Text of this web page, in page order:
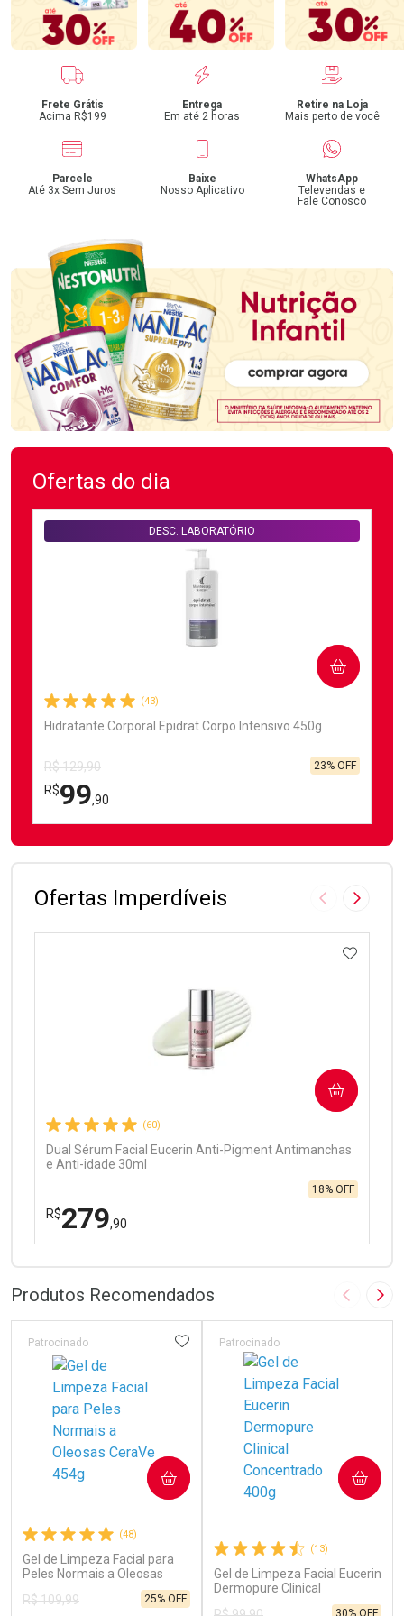
Benefícios
Frete Grátis
Acima R$199
Entrega
Em até 2 horas
Retire na Loja
Mais perto de você
Parcele
Até 3x Sem Juros
Baixe
Nosso Aplicativo
WhatsApp
Televendas e
Fale Conosco
Ofertas do dia
(43)
Hidratante Corporal Epidrat Corpo Intensivo 450g
DESC. LABORATÓRIO
R$ 129,90
R$99,90
23% OFF
COMPRAR
FECHAR
FECHAR
Ofertas Imperdíveis Imagem
(60)
Dual Sérum Facial Eucerin Anti-Pigment Antimanchas
e Anti-idade 30ml
R$279,90
18% OFF
COMPRAR
Laboratório
Ativar Desconto
Por R$ 279,90/cada
Por Menos
Por R$ 279,90/cada
Produtos Recomendados Imagem
(48)
Gel de Limpeza Facial para
Peles Normais a Oleosas
Patrocinado
R$ 109,99
25% OFF
ADICIONAR AOS FAVORITOS
COMPRAR
(13)
Gel de Limpeza Facial Eucerin
Dermopure Clinical
Patrocinado
30% OFF
COMPRAR